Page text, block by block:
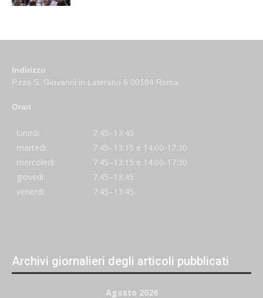
Indirizzo
P.zza S. Giovanni in Laterano 6 00184 Roma
Orari
lunedi:
7:45–13:45
martedi:
7:45–13:15 e 14:00-17:30
mercoledi:
7:45–13:15 e 14:00-17:30
giovedi:
7:45–13:45
venerdi:
7:45–13:45
Archivi giornalieri degli articoli pubblicati
Agosto 2026